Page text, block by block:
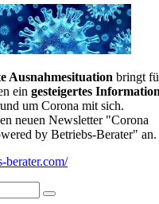
Ausnahmesituation bringt
ein gesteigertes
um Corona mit sich.
neuen Newsletter "Corona
by Betriebs-Berater" an.
berater.com/